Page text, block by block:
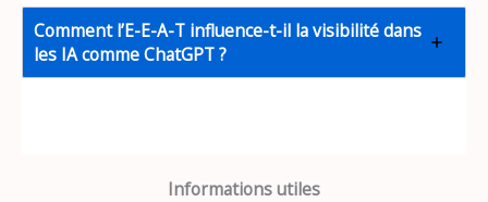
Comment l’E-E-A-T influence-t-il la visibilité dans
les IA comme ChatGPT ?
Informations utiles